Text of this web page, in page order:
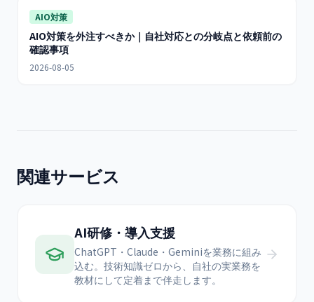
AIO対策
AIO対策を外注すべきか｜自社対応との分岐点と依頼前の
確認事項
2026-08-05
関連サービス
AI研修・導入支援
ChatGPT・Claude・Geminiを業務に組み
込む。技術知識ゼロから、自社の実業務を
教材にして定着まで伴走します。